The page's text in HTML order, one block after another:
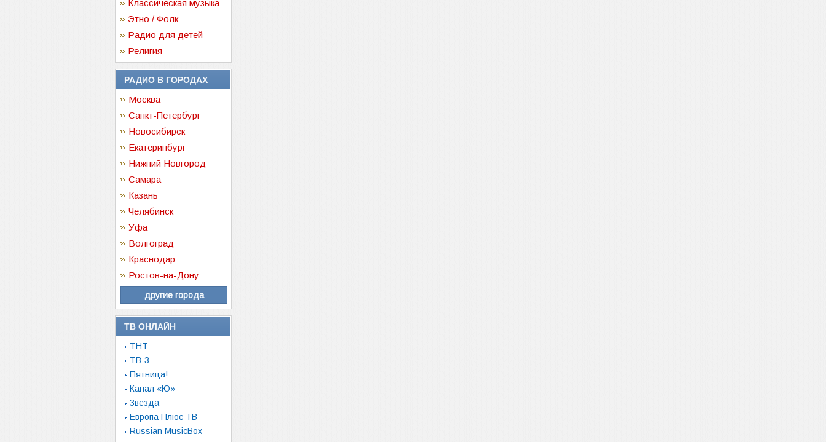
Классическая музыка
Этно / Фолк
Радио для детей
Религия
РАДИО В ГОРОДАХ
Москва
Санкт-Петербург
Новосибирск
Екатеринбург
Нижний Новгород
Самара
Казань
Челябинск
Уфа
Волгоград
Краснодар
Ростов-на-Дону
другие города
ТВ ОНЛАЙН
ТНТ
ТВ-3
Пятница!
Канал «Ю»
Звезда
Европа Плюс ТВ
Russian MusicBox